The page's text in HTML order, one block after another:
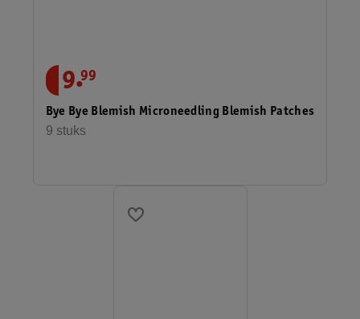
9.99
Bye Bye Blemish Microneedling Blemish Patches
9 stuks